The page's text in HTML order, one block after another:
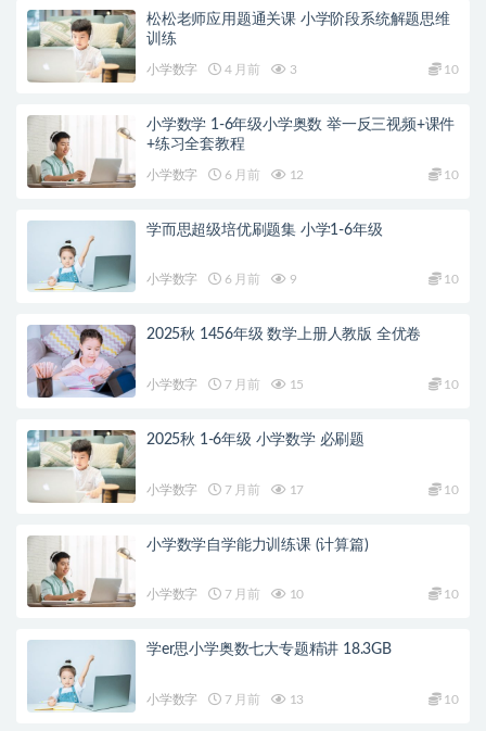
松松老师应用题通关课 小学阶段系统解题思维
训练
小学数字 4 月前 3 10
小学数学 1-6年级小学奥数 举一反三视频+课件
+练习全套教程
小学数字 6 月前 12 10
学而思超级培优刷题集 小学1-6年级
小学数字 6 月前 9 10
2025秋 1456年级 数学上册人教版 全优卷
小学数字 7 月前 15 10
2025秋 1-6年级 小学数学 必刷题
小学数字 7 月前 17 10
小学数学自学能力训练课 (计算篇)
小学数字 7 月前 10 10
学er思小学奥数七大专题精讲 18.3GB
小学数字 7 月前 13 10